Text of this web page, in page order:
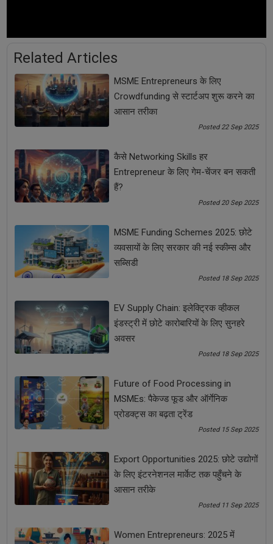
small business ideas
Successful Food Truck Business
Tips for Food Truck Business
प्रॉफिटेबल बिजनेस आइडिया फूड ट्रक फूड ट्रक बिजनेस
बिजनेस बिजनेस आइडिया
स्टार्टअप स्टार्टअप टिप्स
MSME Entrepreneurs के लिए Crowdfunding से स्टार्टअप
शुरू करने का आसान तरीका
Related Articles
MSME Entrepreneurs के लिए
Crowdfunding से स्टार्टअप शुरू करने का
आसान तरीका
Posted 22 Sep 2025
कैसे Networking Skills हर
Entrepreneur के लिए गेम-चेंजर बन सकती
हैं?
Posted 20 Sep 2025
MSME Funding Schemes 2025: छोटे
व्यवसायों के लिए सरकार की नई स्कीम्स और
सब्सिडी
Posted 18 Sep 2025
EV Supply Chain: इलेक्ट्रिक व्हीकल
इंडस्ट्री में छोटे कारोबारियों के लिए सुनहरे
अवसर
Posted 18 Sep 2025
Future of Food Processing in
MSMEs: पैकेज्ड फूड और ऑर्गेनिक
प्रोडक्ट्स का बढ़ता ट्रेंड
Posted 15 Sep 2025
Export Opportunities 2025: छोटे उद्योगों
के लिए इंटरनेशनल मार्केट तक पहुँचने के
आसान तरीके
Posted 11 Sep 2025
Women Entrepreneurs: 2025 में